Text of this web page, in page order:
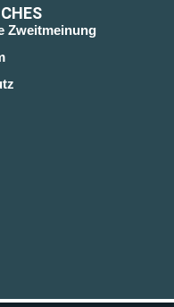
Zweitmeinung